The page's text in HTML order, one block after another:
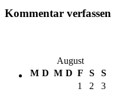
Kommentar verfassen
August
M D M D F S S
1 2
3